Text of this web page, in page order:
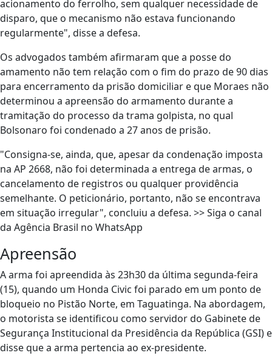
acionamento do ferrolho, sem qualquer necessidade de
disparo, que o mecanismo não estava funcionando
regularmente", disse a defesa.
Os advogados também afirmaram que a posse do
amamento não tem relação com o fim do prazo de 90 dias
para encerramento da prisão domiciliar e que Moraes não
determinou a apreensão do armamento durante a
tramitação do processo da trama golpista, no qual
Bolsonaro foi condenado a 27 anos de prisão.
"Consigna-se, ainda, que, apesar da condenação imposta
na AP 2668, não foi determinada a entrega de armas, o
cancelamento de registros ou qualquer providência
semelhante. O peticionário, portanto, não se encontrava
em situação irregular", concluiu a defesa. >> Siga o canal
da Agência Brasil no WhatsApp
Apreensão
A arma foi apreendida às 23h30 da última segunda-feira
(15), quando um Honda Civic foi parado em um ponto de
bloqueio no Pistão Norte, em Taguatinga. Na abordagem,
o motorista se identificou como servidor do Gabinete de
Segurança Institucional da Presidência da República (GSI) e
disse que a arma pertencia ao ex-presidente.